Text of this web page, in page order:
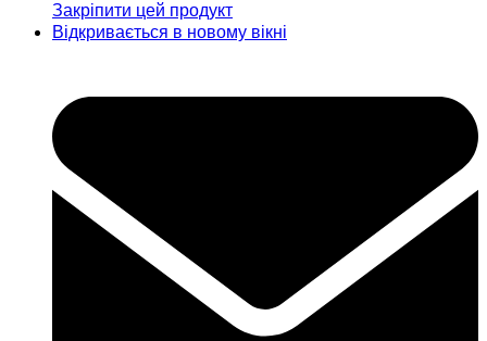
Закріпити цей продукт
Відкривається в новому вікні